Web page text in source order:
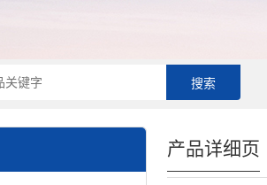
产品详细页